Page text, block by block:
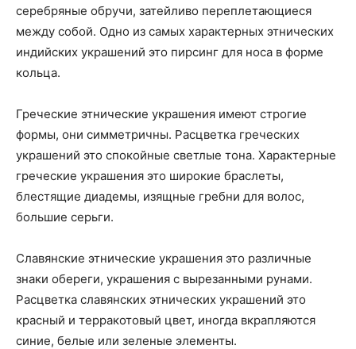
серебряные обручи, затейливо переплетающиеся
между собой. Одно из самых характерных этнических
индийских украшений это пирсинг для носа в форме
кольца.
Греческие этнические украшения имеют строгие
формы, они симметричны. Расцветка греческих
украшений это спокойные светлые тона. Характерные
греческие украшения это широкие браслеты,
блестящие диадемы, изящные гребни для волос,
большие серьги.
Славянские этнические украшения это различные
знаки обереги, украшения с вырезанными рунами.
Расцветка славянских этнических украшений это
красный и терракотовый цвет, иногда вкрапляются
синие, белые или зеленые элементы.